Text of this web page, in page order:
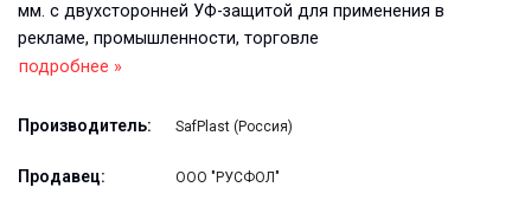
мм. с двухсторонней УФ-защитой для применения в
рекламе, промышленности, торговле
подробнее »
Производитель: SafPlast (Россия)
Продавец: ООО "РУСФОЛ"